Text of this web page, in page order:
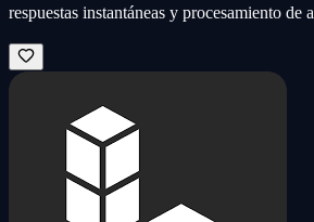
respuestas instantáneas y procesamiento de